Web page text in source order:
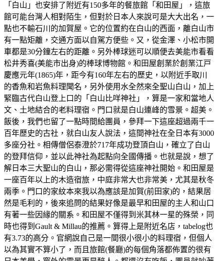
「白山」也安排了附近有150多年的餐旅館「和田屋」，這旅
館可能台灣人相對陌生，但對於日本人來說可是大大出名，一
點也不輸石川的加賀屋。它的位置約在白山的西面，離白山市
有一點矩離，交通方面以自駕方便些。又，從金澤、小松市開
車都是30分鐘左右的距離。另外棒球迷可以順便去美能市看看
松井秀喜(美能市出身)的棒球博物館。和田屋創業於創業江戸
慶應元年(1865)年，距今有160年左右的歷史，以附近手取川
的香魚和岩魚料理聞名，另外使用水全然來全聖山白山，加上
緊臨古代白山登上口的「白山比咩神社」，算是一家和當地人
文、土地結合的老料理宿。門口就是白山連峰的雪景。超美。
飯後，我們也留了一點時間給團員，參拜一下這座超過兩千一
百年歷史的古社，就白山友人說法，這間神社在全日本有3000
多座分社。相傳僧侶泰澄於717年成功登頂白山，確立了白山
的登拜信仰，並以此神社為起點向全國傳播。也就是說，想了
解日本三大聖山的白山，那必需得從這座神社開始。和田屋是
一座百年以上的木造宿旅，中庭非常大也非常美，尤其是秋冬
兩季。門口的家紋本來我以為應該是加賀(前田家)的，結果居
然是毛利的，後來追問的結果好像是最早和田屋的主人和山口
有著一些因緣的關系。和田屋不僅得到米其林一星的殊榮，同
時也得到Gault & Millau的推薦。算得上是附近名店，tabelog也
有3.73的高分。官網說自己是一間很小很小的料理宿，但個人
以為其實不算小了，而且旅館(餐廳)的每個角落都佈置的很有